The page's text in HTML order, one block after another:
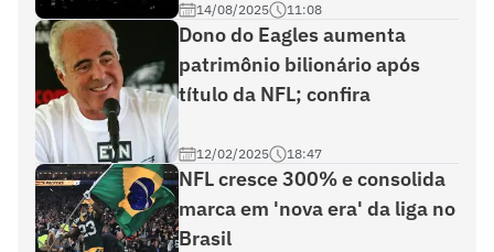
14/08/2025 11:08
Dono do Eagles aumenta
patrimônio bilionário após
título da NFL; confira
12/02/2025 18:47
NFL cresce 300% e consolida
marca em 'nova era' da liga no
Brasil